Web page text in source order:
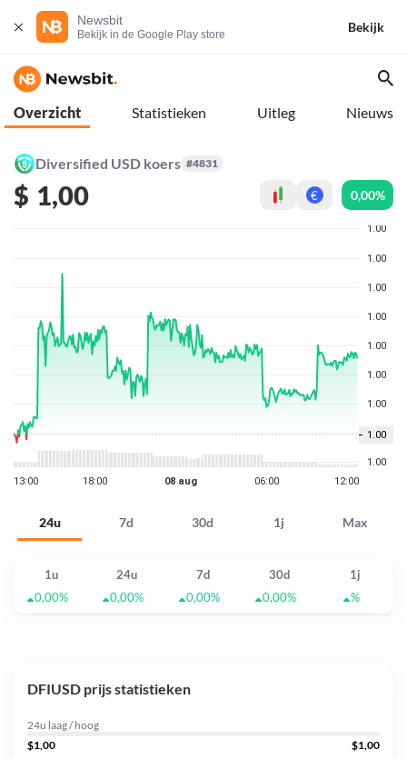
Newsbit
Bekijk in de Google Play store
Bekijk
Overzicht Statistieken Uitleg Nieuws
Diversified USD koers #4831
$ 1,00 € 0,00%
24u 7d 30d 1j Max
1u 24u 7d 30d
1j
0,00%
0,00% 0,00% 0,00% %
DFIUSD prijs statistieken
24u laag / hoog
$1,00
$1,00